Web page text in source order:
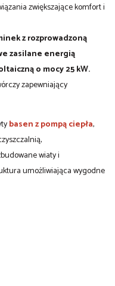
zwiększające komfort i
z rozprowadzoną
zasilane energią
o mocy 25 kW.
zapewniający
basen z pompą ciepła,
wiaty i
umożliwiająca wygodne